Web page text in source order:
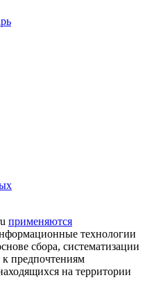
применяются
технологии
сбора, систематизации
к предпочтениям
на территории